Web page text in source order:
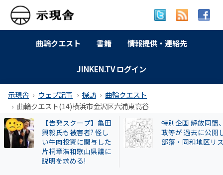
曲輪クエスト 書籍 情報提供・連絡先
JINKEN.TV ログイン
示現舎 ウェブ記事 探訪
曲輪クエスト
曲輪クエスト(14)横浜市金沢区六浦東高谷
訴訟進行状況 2025年9
月27日現在
【和牛投資トラブ
和歌山県議を信奉
実業家・岩橋徹氏